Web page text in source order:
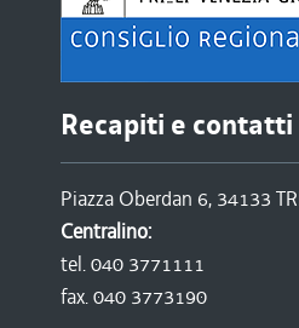
Recapiti e contatti
Piazza Oberdan 6, 34133
Centralino:
tel. 040 3771111
fax. 040 3773190